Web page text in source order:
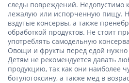
следы повреждений. Недопустимо
лежалую или испорченную пищу.
вздутые консервы, а также
обработкой продуктов. Не стоит
употреблять самодельную
Овощи и фрукты перед едой
Детям не рекомендуется давать
продукцию, так как они наиболее
ботулотоксину, а также мед в